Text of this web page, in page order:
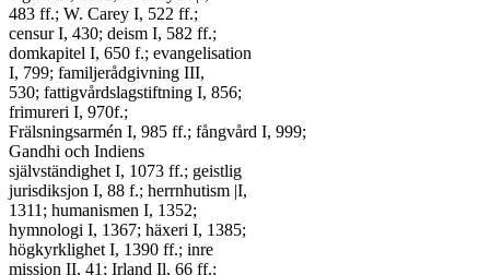
483 ff.; W. Carey I, 522 ff.;
censur I, 430; deism I, 582 ff.;
domkapitel I, 650 f.; evangelisation
I, 799; familjerådgivning III,
530; fattigvårdslagstiftning I, 856;
frimureri I, 970f.;
Frälsningsarmén I, 985 ff.; fångvård I, 999;
Gandhi och Indiens
självständighet I, 1073 ff.; geistlig
jurisdiksjon I, 88 f.; herrnhutism |I,
1311; humanismen I, 1352;
hymnologi I, 1367; häxeri I, 1385;
högkyrklighet I, 1390 ff.; inre
mission II, 41; Irland Il, 66 ff.;